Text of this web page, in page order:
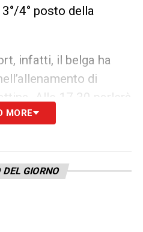
4° posto della
infatti, il belga ha
di
Alle 17.30 parlerà
che spiegherà i motivi
MORE
DEL GIORNO